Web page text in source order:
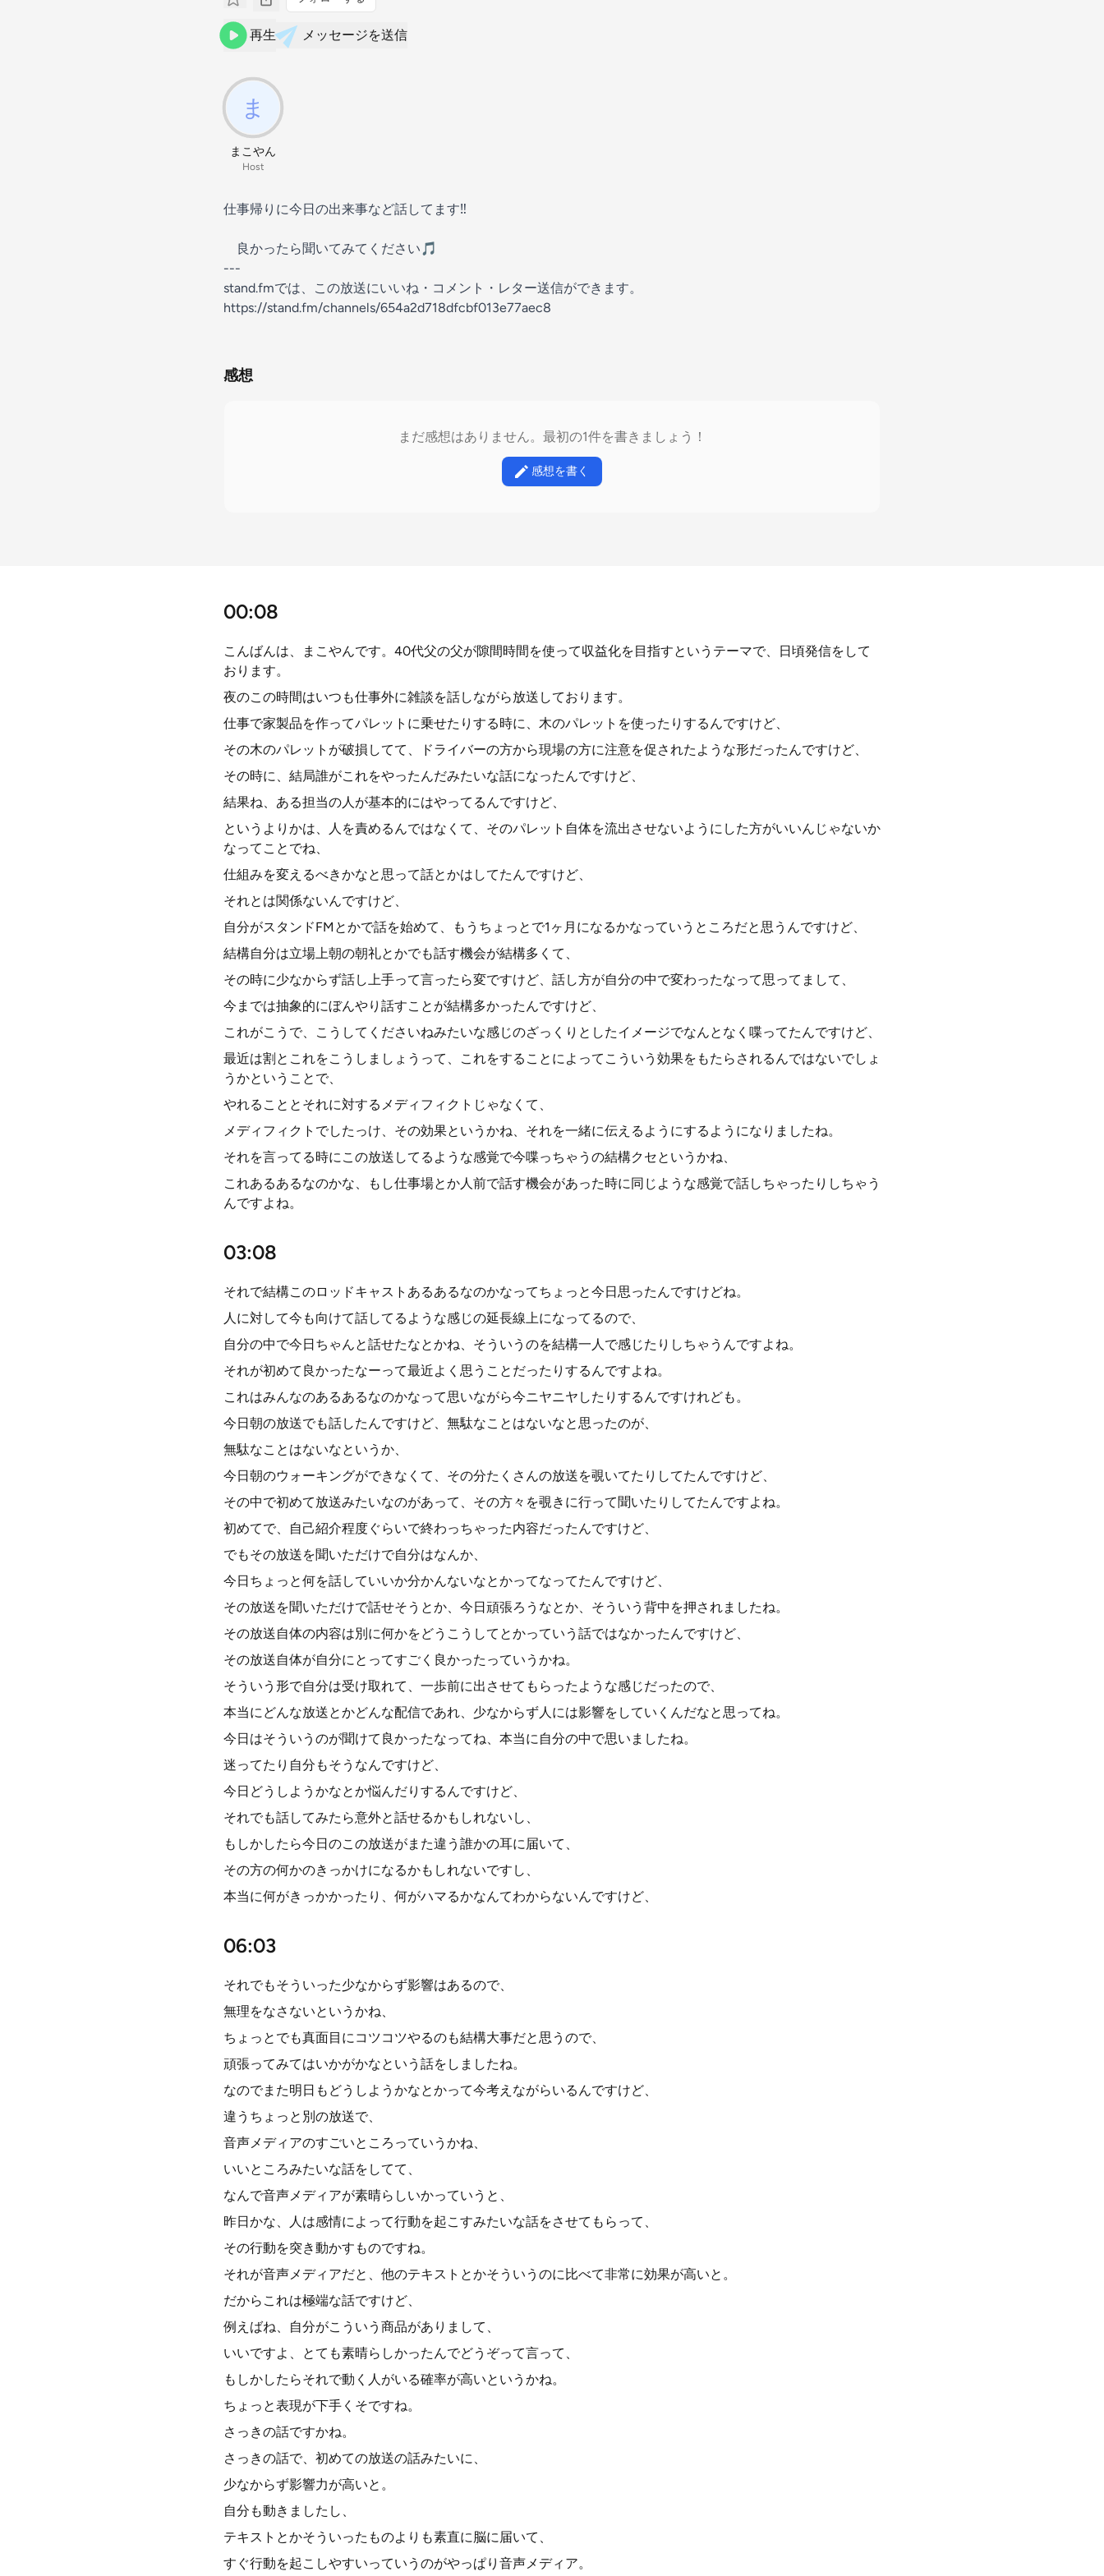
再生 メッセージを送信
まこやん
Host
仕事帰りに今日の出来事など話してます‼️
良かったら聞いてみてください🎵
---
stand.fmでは、この放送にいいね・コメント・レター送信ができます。
https://stand.fm/channels/654a2d718dfcbf013e77aec8
感想
まだ感想はありません。最初の1件を書きましょう！
感想を書く
00:08
こんばんは、まこやんです。40代父の父が隙間時間を使って収益化を目指すというテーマで、日頃発信をして
おります。
夜のこの時間はいつも仕事外に雑談を話しながら放送しております。
仕事で家製品を作ってパレットに乗せたりする時に、木のパレットを使ったりするんですけど、
その木のパレットが破損してて、ドライバーの方から現場の方に注意を促されたような形だったんですけど、
その時に、結局誰がこれをやったんだみたいな話になったんですけど、
結果ね、ある担当の人が基本的にはやってるんですけど、
というよりかは、人を責めるんではなくて、そのパレット自体を流出させないようにした方がいいんじゃないか
なってことでね、
仕組みを変えるべきかなと思って話とかはしてたんですけど、
それとは関係ないんですけど、
自分がスタンドFMとかで話を始めて、もうちょっとで1ヶ月になるかなっていうところだと思うんですけど、
結構自分は立場上朝の朝礼とかでも話す機会が結構多くて、
その時に少なからず話し上手って言ったら変ですけど、話し方が自分の中で変わったなって思ってまして、
今までは抽象的にぼんやり話すことが結構多かったんですけど、
これがこうで、こうしてくださいねみたいな感じのざっくりとしたイメージでなんとなく喋ってたんですけど、
最近は割とこれをこうしましょうって、これをすることによってこういう効果をもたらされるんではないでしょ
うかということで、
やれることとそれに対するメディフィクトじゃなくて、
メディフィクトでしたっけ、その効果というかね、それを一緒に伝えるようにするようになりましたね。
それを言ってる時にこの放送してるような感覚で今喋っちゃうの結構クセというかね、
これあるあるなのかな、もし仕事場とか人前で話す機会があった時に同じような感覚で話しちゃったりしちゃう
んですよね。
03:08
それで結構このロッドキャストあるあるなのかなってちょっと今日思ったんですけどね。
人に対して今も向けて話してるような感じの延長線上になってるので、
自分の中で今日ちゃんと話せたなとかね、そういうのを結構一人で感じたりしちゃうんですよね。
それが初めて良かったなーって最近よく思うことだったりするんですよね。
これはみんなのあるあるなのかなって思いながら今ニヤニヤしたりするんですけれども。
今日朝の放送でも話したんですけど、無駄なことはないなと思ったのが、
無駄なことはないなというか、
今日朝のウォーキングができなくて、その分たくさんの放送を覗いてたりしてたんですけど、
その中で初めて放送みたいなのがあって、その方々を覗きに行って聞いたりしてたんですよね。
初めてで、自己紹介程度ぐらいで終わっちゃった内容だったんですけど、
でもその放送を聞いただけで自分はなんか、
今日ちょっと何を話していいか分かんないなとかってなってたんですけど、
その放送を聞いただけで話せそうとか、今日頑張ろうなとか、そういう背中を押されましたね。
その放送自体の内容は別に何かをどうこうしてとかっていう話ではなかったんですけど、
その放送自体が自分にとってすごく良かったっていうかね。
そういう形で自分は受け取れて、一歩前に出させてもらったような感じだったので、
本当にどんな放送とかどんな配信であれ、少なからず人には影響をしていくんだなと思ってね。
今日はそういうのが聞けて良かったなってね、本当に自分の中で思いましたね。
迷ってたり自分もそうなんですけど、
今日どうしようかなとか悩んだりするんですけど、
それでも話してみたら意外と話せるかもしれないし、
もしかしたら今日のこの放送がまた違う誰かの耳に届いて、
その方の何かのきっかけになるかもしれないですし、
本当に何がきっかかったり、何がハマるかなんてわからないんですけど、
06:03
それでもそういった少なからず影響はあるので、
無理をなさないというかね、
ちょっとでも真面目にコツコツやるのも結構大事だと思うので、
頑張ってみてはいかがかなという話をしましたね。
なのでまた明日もどうしようかなとかって今考えながらいるんですけど、
違うちょっと別の放送で、
音声メディアのすごいところっていうかね、
いいところみたいな話をしてて、
なんで音声メディアが素晴らしいかっていうと、
昨日かな、人は感情によって行動を起こすみたいな話をさせてもらって、
その行動を突き動かすものですね。
それが音声メディアだと、他のテキストとかそういうのに比べて非常に効果が高いと。
だからこれは極端な話ですけど、
例えばね、自分がこういう商品がありまして、
いいですよ、とても素晴らしかったんでどうぞって言って、
もしかしたらそれで動く人がいる確率が高いというかね。
ちょっと表現が下手くそですね。
さっきの話ですかね。
さっきの話で、初めての放送の話みたいに、
少なからず影響力が高いと。
自分も動きましたし、
テキストとかそういったものよりも素直に脳に届いて、
すぐ行動を起こしやすいっていうのがやっぱり音声メディア。